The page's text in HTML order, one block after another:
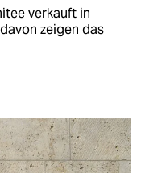
verkauft in
zeigen das